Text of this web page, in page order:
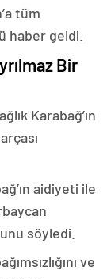
tüm
haber geldi.
Bir
Karabağ’ın
aidiyeti ile
söyledi.
ve